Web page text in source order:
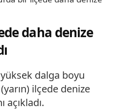
daha denize
dalga boyu
ilçede denize
açıkladı.